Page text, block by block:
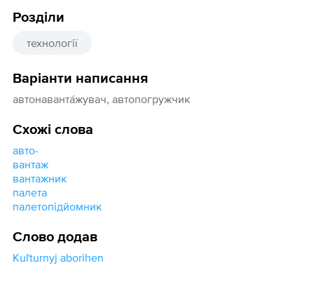
Розділи
технології
Варіанти написання
автонаванта́жувач, автопогружчик
Схожі слова
авто-
вантаж
вантажник
палета
палетопідйомник
Слово додав
Kuľturnyj aborihen